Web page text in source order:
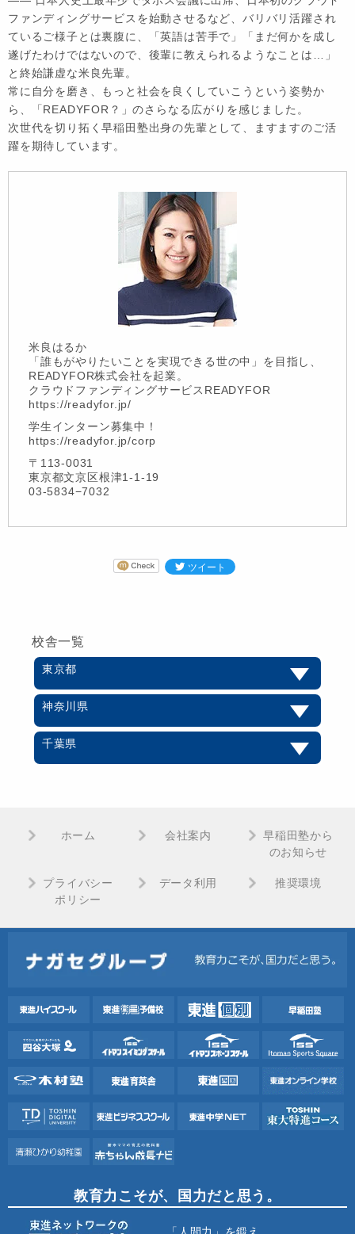
ファンディングサービスを始動させるなど、バリバリ活躍され
ているご様子とは裏腹に、「英語は苦手で」「まだ何かを成し
遂げたわけではないので、後輩に教えられるようなことは…」
と終始謙虚な米良先輩。
常に自分を磨き、もっと社会を良くしていこうという姿勢か
ら、「READYFOR？」のさらなる広がりを感じました。
次世代を切り拓く早稲田塾出身の先輩として、ますますのご活
躍を期待しています。
米良はるか
「誰もがやりたいことを実現できる世の中」を目指し、
READYFOR株式会社を起業。
クラウドファンディングサービスREADYFOR
https://readyfor.jp/
学生インターン募集中！
https://readyfor.jp/corp
〒113-0031
東京都文京区根津1-1-19
03-5834−7032
校舎一覧
東京都
神奈川県
千葉県
ホーム 会社案内
早稲田塾から
のお知らせ
プライバシー
ポリシー
データ利用 推奨環境
教育力こそが、国力だと思う。